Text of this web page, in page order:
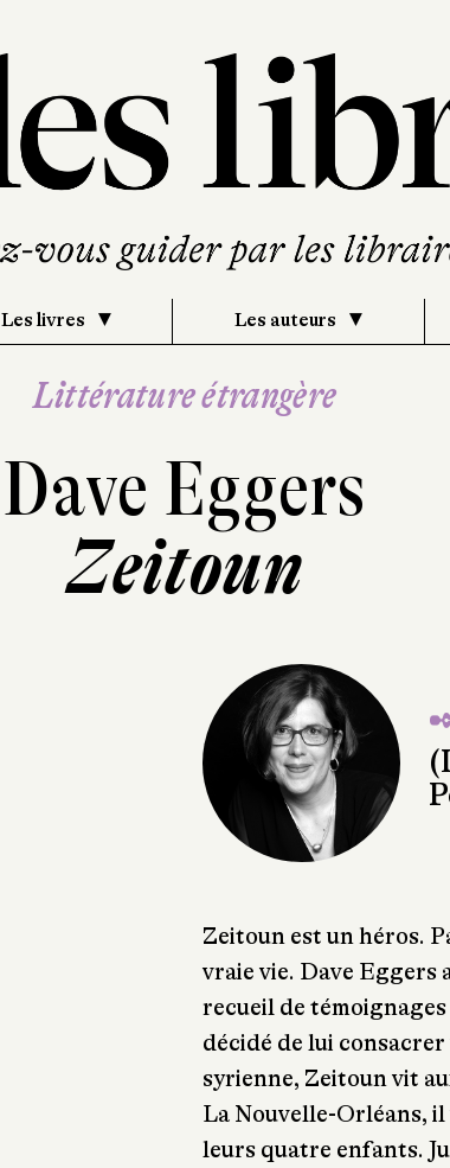
Les livres Les auteurs
Littérature étrangère
Dave Eggers
Zeitoun
Zeitoun est un héros.
vraie vie. Dave Eggers
recueil de
décidé de lui
syrienne, Zeitoun vit
La Nouvelle-Orléans, il
leurs quatre enfants.